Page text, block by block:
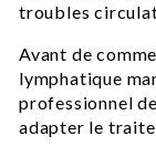
troubles
Avant de
lymphatique
professionnel
adapter le